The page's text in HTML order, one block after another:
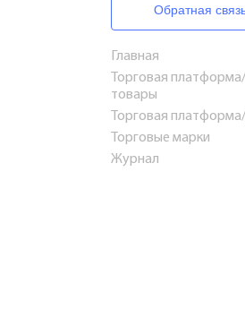
Обратная
Главная
Торговая платформа/
товары
Торговая
Торговые марки
Журнал